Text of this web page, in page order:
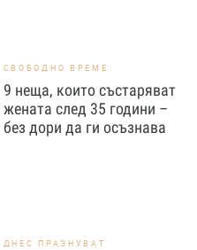
СВОБОДНО ВРЕМЕ
9 неща, които състаряват
жената след 35 години –
без дори да ги осъзнава
ДНЕС ПРАЗНУВАТ